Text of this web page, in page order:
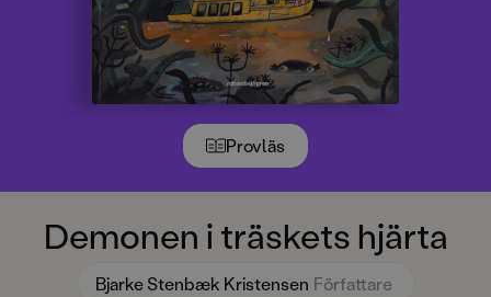
Provläs
Demonen i träskets hjärta
Bjarke Stenbæk Kristensen Författare